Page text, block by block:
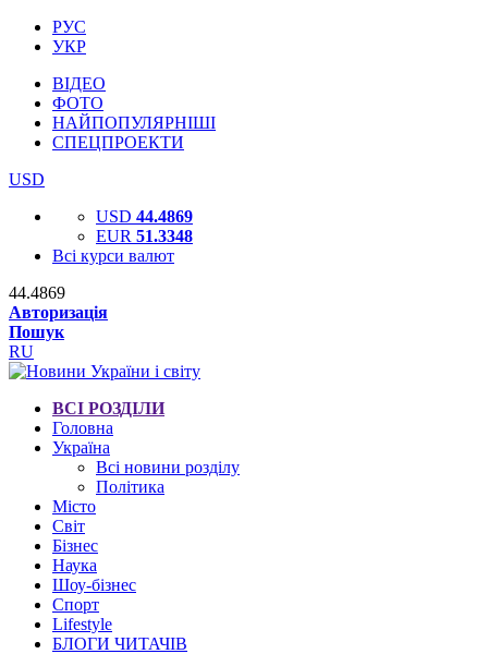
РУС
УКР
ВІДЕО
ФОТО
НАЙПОПУЛЯРНІШІ
СПЕЦПРОЕКТИ
USD
USD 44.4869
EUR 51.3348
Всі курси валют
44.4869
Авторизація
Пошук
RU
ВСІ РОЗДІЛИ
Головна
Україна
Всі новини розділу
Політика
Місто
Світ
Бізнес
Наука
Шоу-бізнес
Спорт
Lifestyle
БЛОГИ ЧИТАЧІВ